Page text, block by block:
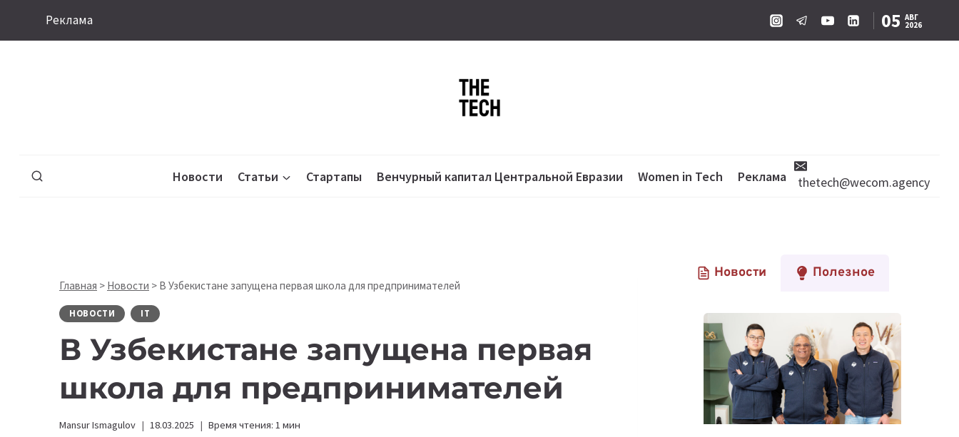
Реклама 05 АВГ
2026
Новости Статьи Стартапы Венчурный капитал Центральной Евразии Women in Tech Реклама thetech@wecom.agency
Главная > Новости > В Узбекистане запущена первая школа для предпринимателей
НОВОСТИ IT
В Узбекистане запущена первая
школа для предпринимателей
Mansur Ismagulov 18.03.2025 Время чтения: 1 мин
Новости Полезное